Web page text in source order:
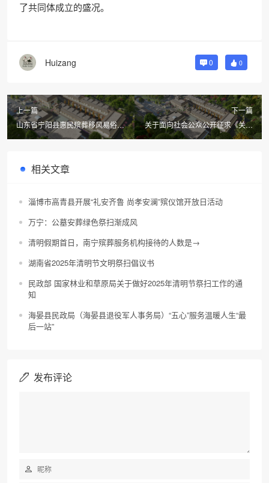
了共同体成立的盛况。
Huizang 0 0
上一篇
山东省宁阳县惠民殡葬移风易俗明
白纸
下一篇
关于面向社会公众公开征求《关于
优化崇州市惠民殡葬政策的实施细
相关文章
淄博市高青县开展“礼安齐鲁 尚孝安澜”殡仪馆开放日活动
万宁：公墓安葬绿色祭扫渐成风
清明假期首日，南宁殡葬服务机构接待的人数是→
湖南省2025年清明节文明祭扫倡议书
民政部 国家林业和草原局关于做好2025年清明节祭扫工作的通
知
海晏县民政局（海晏县退役军人事务局）“五心”服务温暖人生“最
后一站”
发布评论